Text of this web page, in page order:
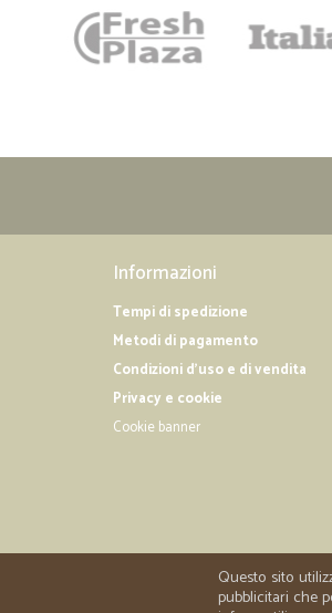
Informazioni
Tempi di spedizione
Metodi di pagamento
Condizioni d'uso e di vendita
Privacy e cookie
Cookie banner
Questo sito
pubblicitari che